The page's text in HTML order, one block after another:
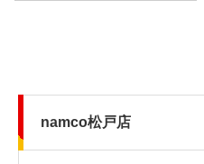
namco松戸店